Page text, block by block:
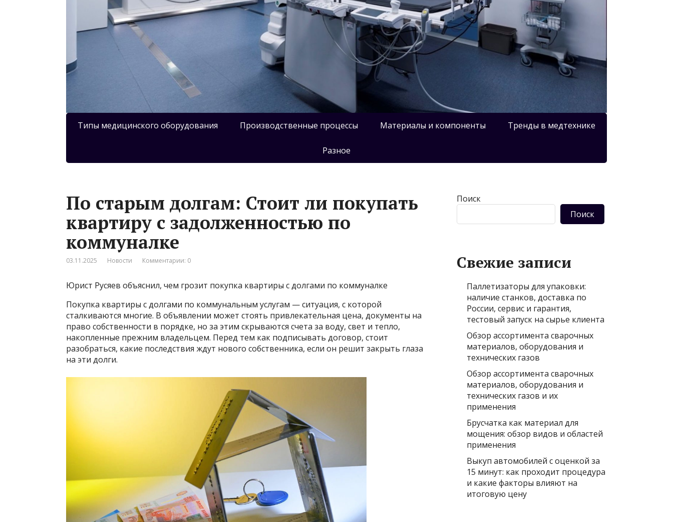
Типы медицинского оборудования Производственные процессы Материалы и компоненты Тренды в медтехнике
Разное
По старым долгам: Стоит ли покупать
квартиру с задолженностью по
коммуналке
03.11.2025 Новости Комментарии: 0
Юрист Русяев объяснил, чем грозит покупка квартиры с долгами по коммуналке
Покупка квартиры с долгами по коммунальным услугам — ситуация, с которой
сталкиваются многие. В объявлении может стоять привлекательная цена, документы на
право собственности в порядке, но за этим скрываются счета за воду, свет и тепло,
накопленные прежним владельцем. Перед тем как подписывать договор, стоит
разобраться, какие последствия ждут нового собственника, если он решит закрыть глаза
на эти долги.
Поиск
Поиск
Свежие записи
Паллетизаторы для упаковки:
наличие станков, доставка по
России, сервис и гарантия,
тестовый запуск на сырье клиента
Обзор ассортимента сварочных
материалов, оборудования и
технических газов
Обзор ассортимента сварочных
материалов, оборудования и
технических газов и их
применения
Брусчатка как материал для
мощения: обзор видов и областей
применения
Выкуп автомобилей с оценкой за
15 минут: как проходит процедура
и какие факторы влияют на
итоговую цену